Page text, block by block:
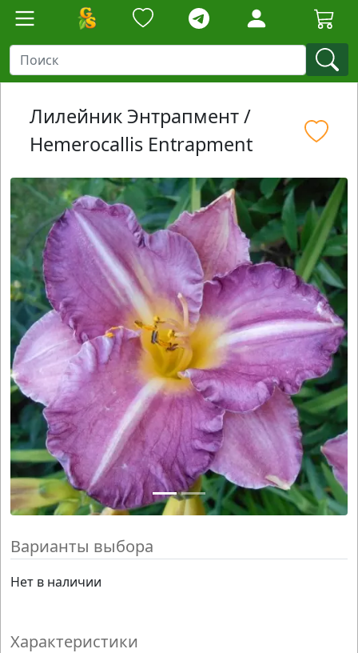
Лилейник Энтрапмент /
Hemerocallis Entrapment
Варианты выбора
Нет в наличии
Характеристики